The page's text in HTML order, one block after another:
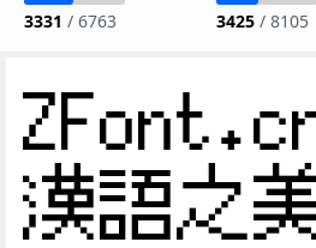
3331 / 6763
3425 / 8105
漢語之